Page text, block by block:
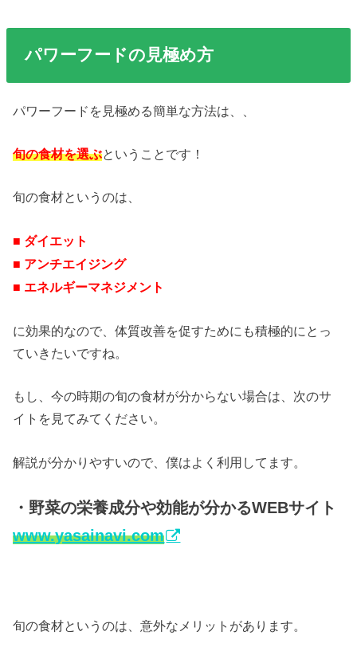
パワーフードの見極め方
パワーフードを見極める簡単な方法は、、
旬の食材を選ぶということです！
旬の食材というのは、
■ ダイエット
■ アンチエイジング
■ エネルギーマネジメント
に効果的なので、体質改善を促すためにも積極的にとっ
ていきたいですね。
もし、今の時期の旬の食材が分からない場合は、次のサ
イトを見てみてください。
解説が分かりやすいので、僕はよく利用してます。
・野菜の栄養成分や効能が分かるWEBサイト
www.yasainavi.com
旬の食材というのは、意外なメリットがあります。